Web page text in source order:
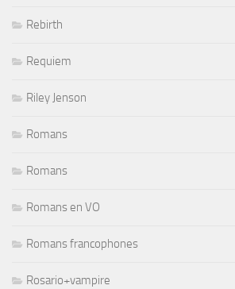
Rebirth
Requiem
Riley Jenson
Romans
Romans
Romans en VO
Romans francophones
Rosario+vampire